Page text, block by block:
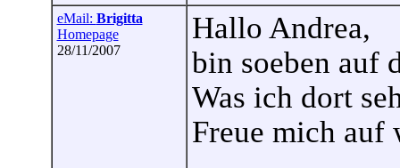
eMail: Brigitta
Homepage
28/11/2007
Hallo Andrea,
bin soeben auf
Was ich dort
Freue mich auf